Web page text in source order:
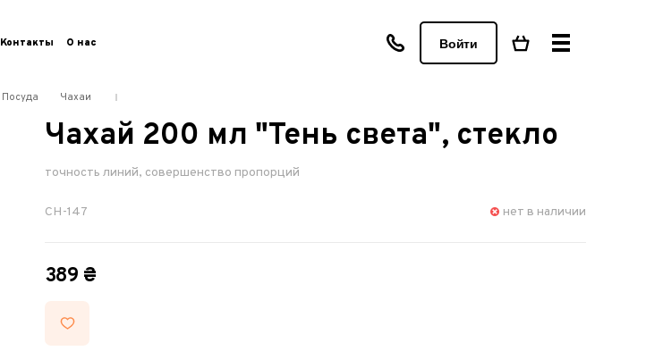
Контакты О нас Войти
Посуда Чахаи
Чахай 200 мл "Тень света", стекло
точность линий, совершенство пропорций
CH-147 нет в наличии
389 ₴